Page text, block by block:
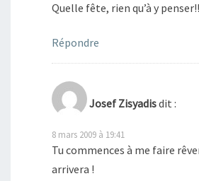
Quelle fête, rien qu’à y
Répondre
Josef Zisyadisdit :
8 mars 2009 à 19:41
Tu commences à me faire
arrivera !